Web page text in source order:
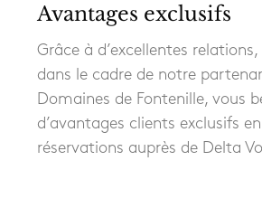
Avantages exclusifs
Grâce à d’excellentes
dans le cadre de notre
Domaines de Fontenille, vous
d’avantages clients exclusifs
réservations auprès de Delta